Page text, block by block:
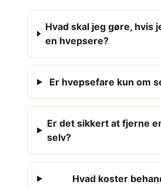
Hvad skal jeg gøre, hvis
en hvepsere?
Er hvepsefare kun om
Er det sikkert at fjerne
selv?
Hvad koster